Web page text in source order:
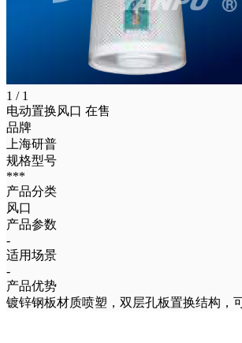
1 / 1
电动置换风口 在售
品牌
上海研普
规格型号
***
产品分类
风口
产品参数
-
适用场景
-
产品优势
镀锌钢板材质喷塑，双层孔板置换结构